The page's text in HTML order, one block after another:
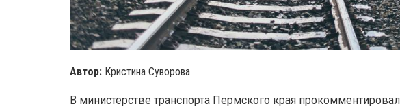
Автор: Кристина Суворова
В министерстве транспорта Пермского края